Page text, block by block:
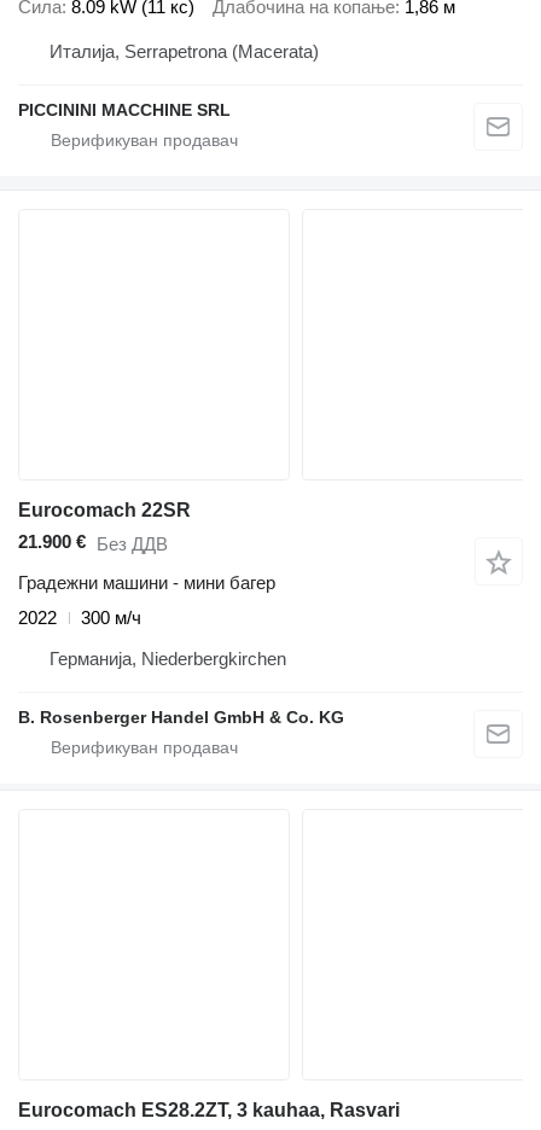
Сила 8.09 kW (11 кс) Длабочина на копање 1,86 м
Италија, Serrapetrona (Macerata)
PICCININI MACCHINE SRL
Eurocomach 22SR
21.900 € Без ДДВ
Градежни машини - мини багер
2022
300 м/ч
Германија, Niederbergkirchen
B. Rosenberger Handel GmbH & Co. KG
Eurocomach ES28.2ZT, 3 kauhaa, Rasvari